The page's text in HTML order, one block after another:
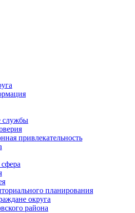
службы
привлекательность
планирования
округа
района